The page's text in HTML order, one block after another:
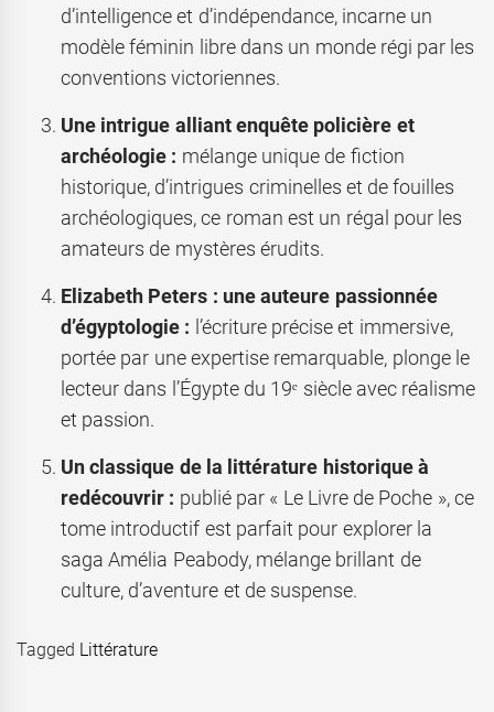
d’intelligence et d’indépendance, incarne un
modèle féminin libre dans un monde régi par les
conventions victoriennes.
Une intrigue alliant enquête policière et
archéologie : mélange unique de fiction
historique, d’intrigues criminelles et de fouilles
archéologiques, ce roman est un régal pour les
amateurs de mystères érudits.
Elizabeth Peters : une auteure passionnée
d’égyptologie : l’écriture précise et immersive,
portée par une expertise remarquable, plonge le
lecteur dans l’Égypte du 19ᵉ siècle avec réalisme
et passion.
Un classique de la littérature historique à
redécouvrir : publié par « Le Livre de Poche », ce
tome introductif est parfait pour explorer la
saga Amélia Peabody, mélange brillant de
culture, d’aventure et de suspense.
Tagged Littérature